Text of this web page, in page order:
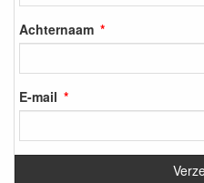
Achternaam
E-mail